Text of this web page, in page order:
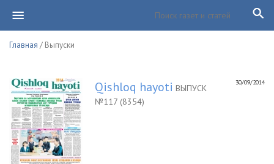
Главная / Выпуски
30/09/2014
Qishloq hayoti ВЫПУСК
№117 (8354)